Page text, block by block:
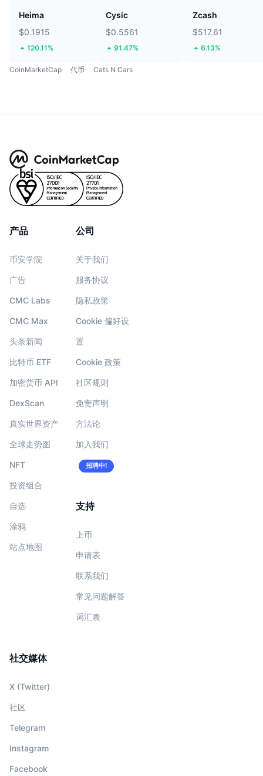
Heima
$0.1915
120.11%
Cysic
$0.5561
91.47%
Zcash
$517.61
6.13%
CoinMarketCap 代币 Cats N Cars
产品
币安学院
广告
CMC Labs
CMC Max
头条新闻
比特币 ETF
加密货币 API
DexScan
真实世界资产
全球走势图
NFT
投资组合
自选
涂鸦
站点地图
公司
关于我们
服务协议
隐私政策
Cookie 偏好设
置
Cookie 政策
社区规则
免责声明
方法论
加入我们
招聘中!
支持
上币
申请表
联系我们
常见问题解答
词汇表
社交媒体
X (Twitter)
社区
Telegram
Instagram
Facebook